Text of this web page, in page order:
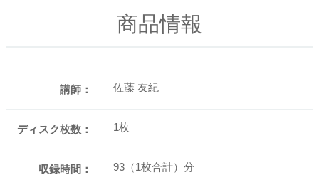
商品情報
講師： 佐藤 友紀
ディスク枚数： 1枚
収録時間： 93（1枚合計）分